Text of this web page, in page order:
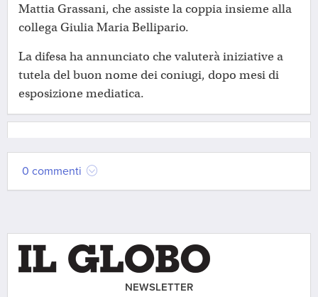
Mattia Grassani, che assiste la coppia insieme alla
collega Giulia Maria Bellipario.
La difesa ha annunciato che valuterà iniziative a
tutela del buon nome dei coniugi, dopo mesi di
esposizione mediatica.
0 commenti
NEWSLETTER